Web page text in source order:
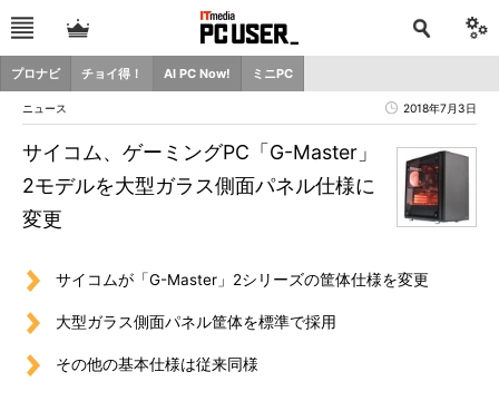
プロナビ チョイ得！ AI PC Now! ミニPC
ニュース 2018年7月3日
サイコム、ゲーミングPC「G-Master」
2モデルを大型ガラス側面パネル仕様に
変更
サイコムが「G-Master」2シリーズの筐体仕様を変更
大型ガラス側面パネル筐体を標準で採用
その他の基本仕様は従来同様